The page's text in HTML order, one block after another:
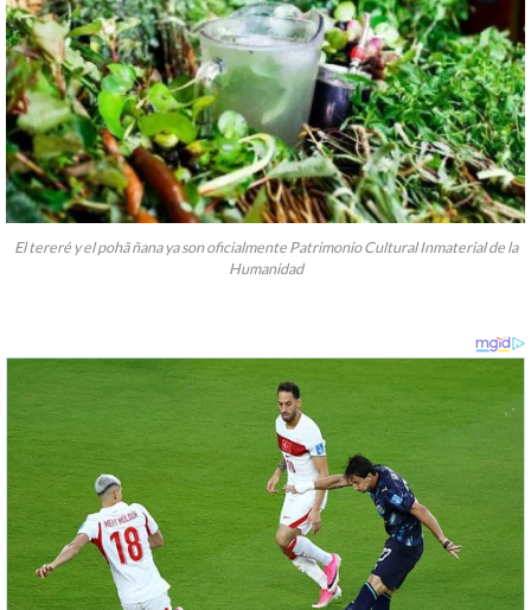
El tereré y el pohã ñana ya son oficialmente Patrimonio Cultural Inmaterial de la
Humanidad